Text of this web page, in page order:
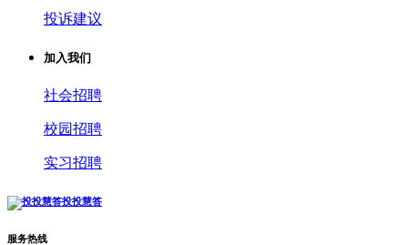
投诉建议
加入我们
社会招聘
校园招聘
实习招聘
投投慧答
服务热线